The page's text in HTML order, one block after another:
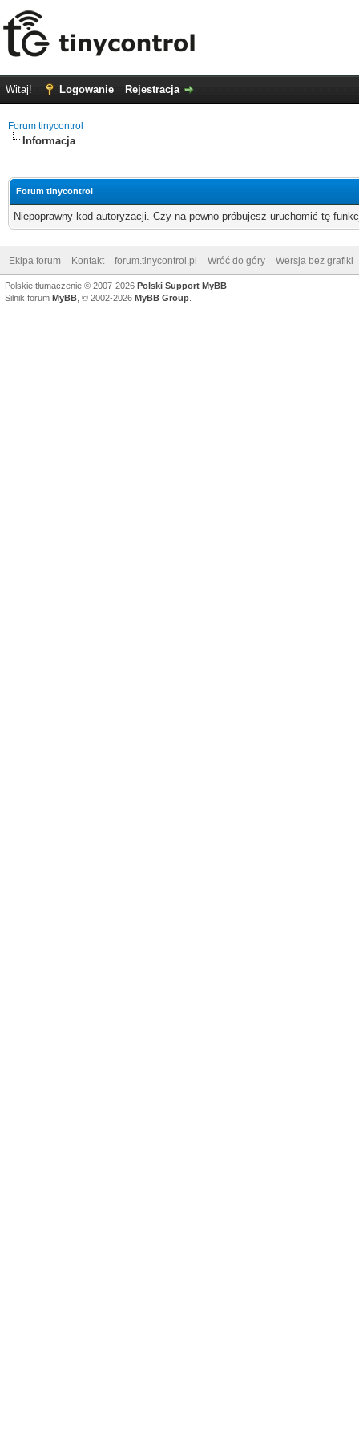
Witaj! Logowanie Rejestracja
Forum tinycontrol
Informacja
Forum tinycontrol
Niepoprawny kod autoryzacji. Czy na pewno próbujesz uruchomić tę
Ekipa forum Kontakt forum.tinycontrol.pl Wróć do góry Wersja bez grafiki
Polskie tłumaczenie © 2007-2026 Polski Support MyBB
Silnik forum MyBB , © 2002-2026 MyBB Group